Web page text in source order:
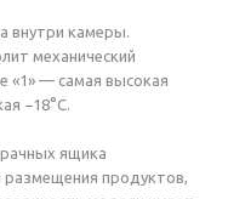
внутри камеры.
механический
«1» — самая высокая
−18°С.
ящика
продуктов,